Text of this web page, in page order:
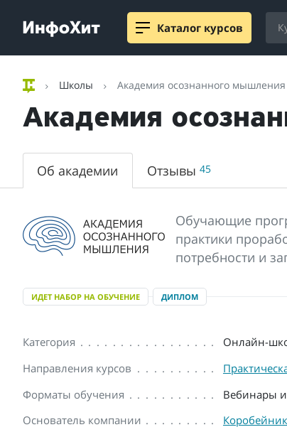
Каталог курсов
Школы Академия осознанного мышления
Академия
Об академии Отзывы45
Обучающие
практики
потребности и
ИДЕТ НАБОР НА ОБУЧЕНИЕ ДИПЛОМ
Категория
Онлайн-
Направления курсов
Форматы обучения
Вебинары
Основатель компании